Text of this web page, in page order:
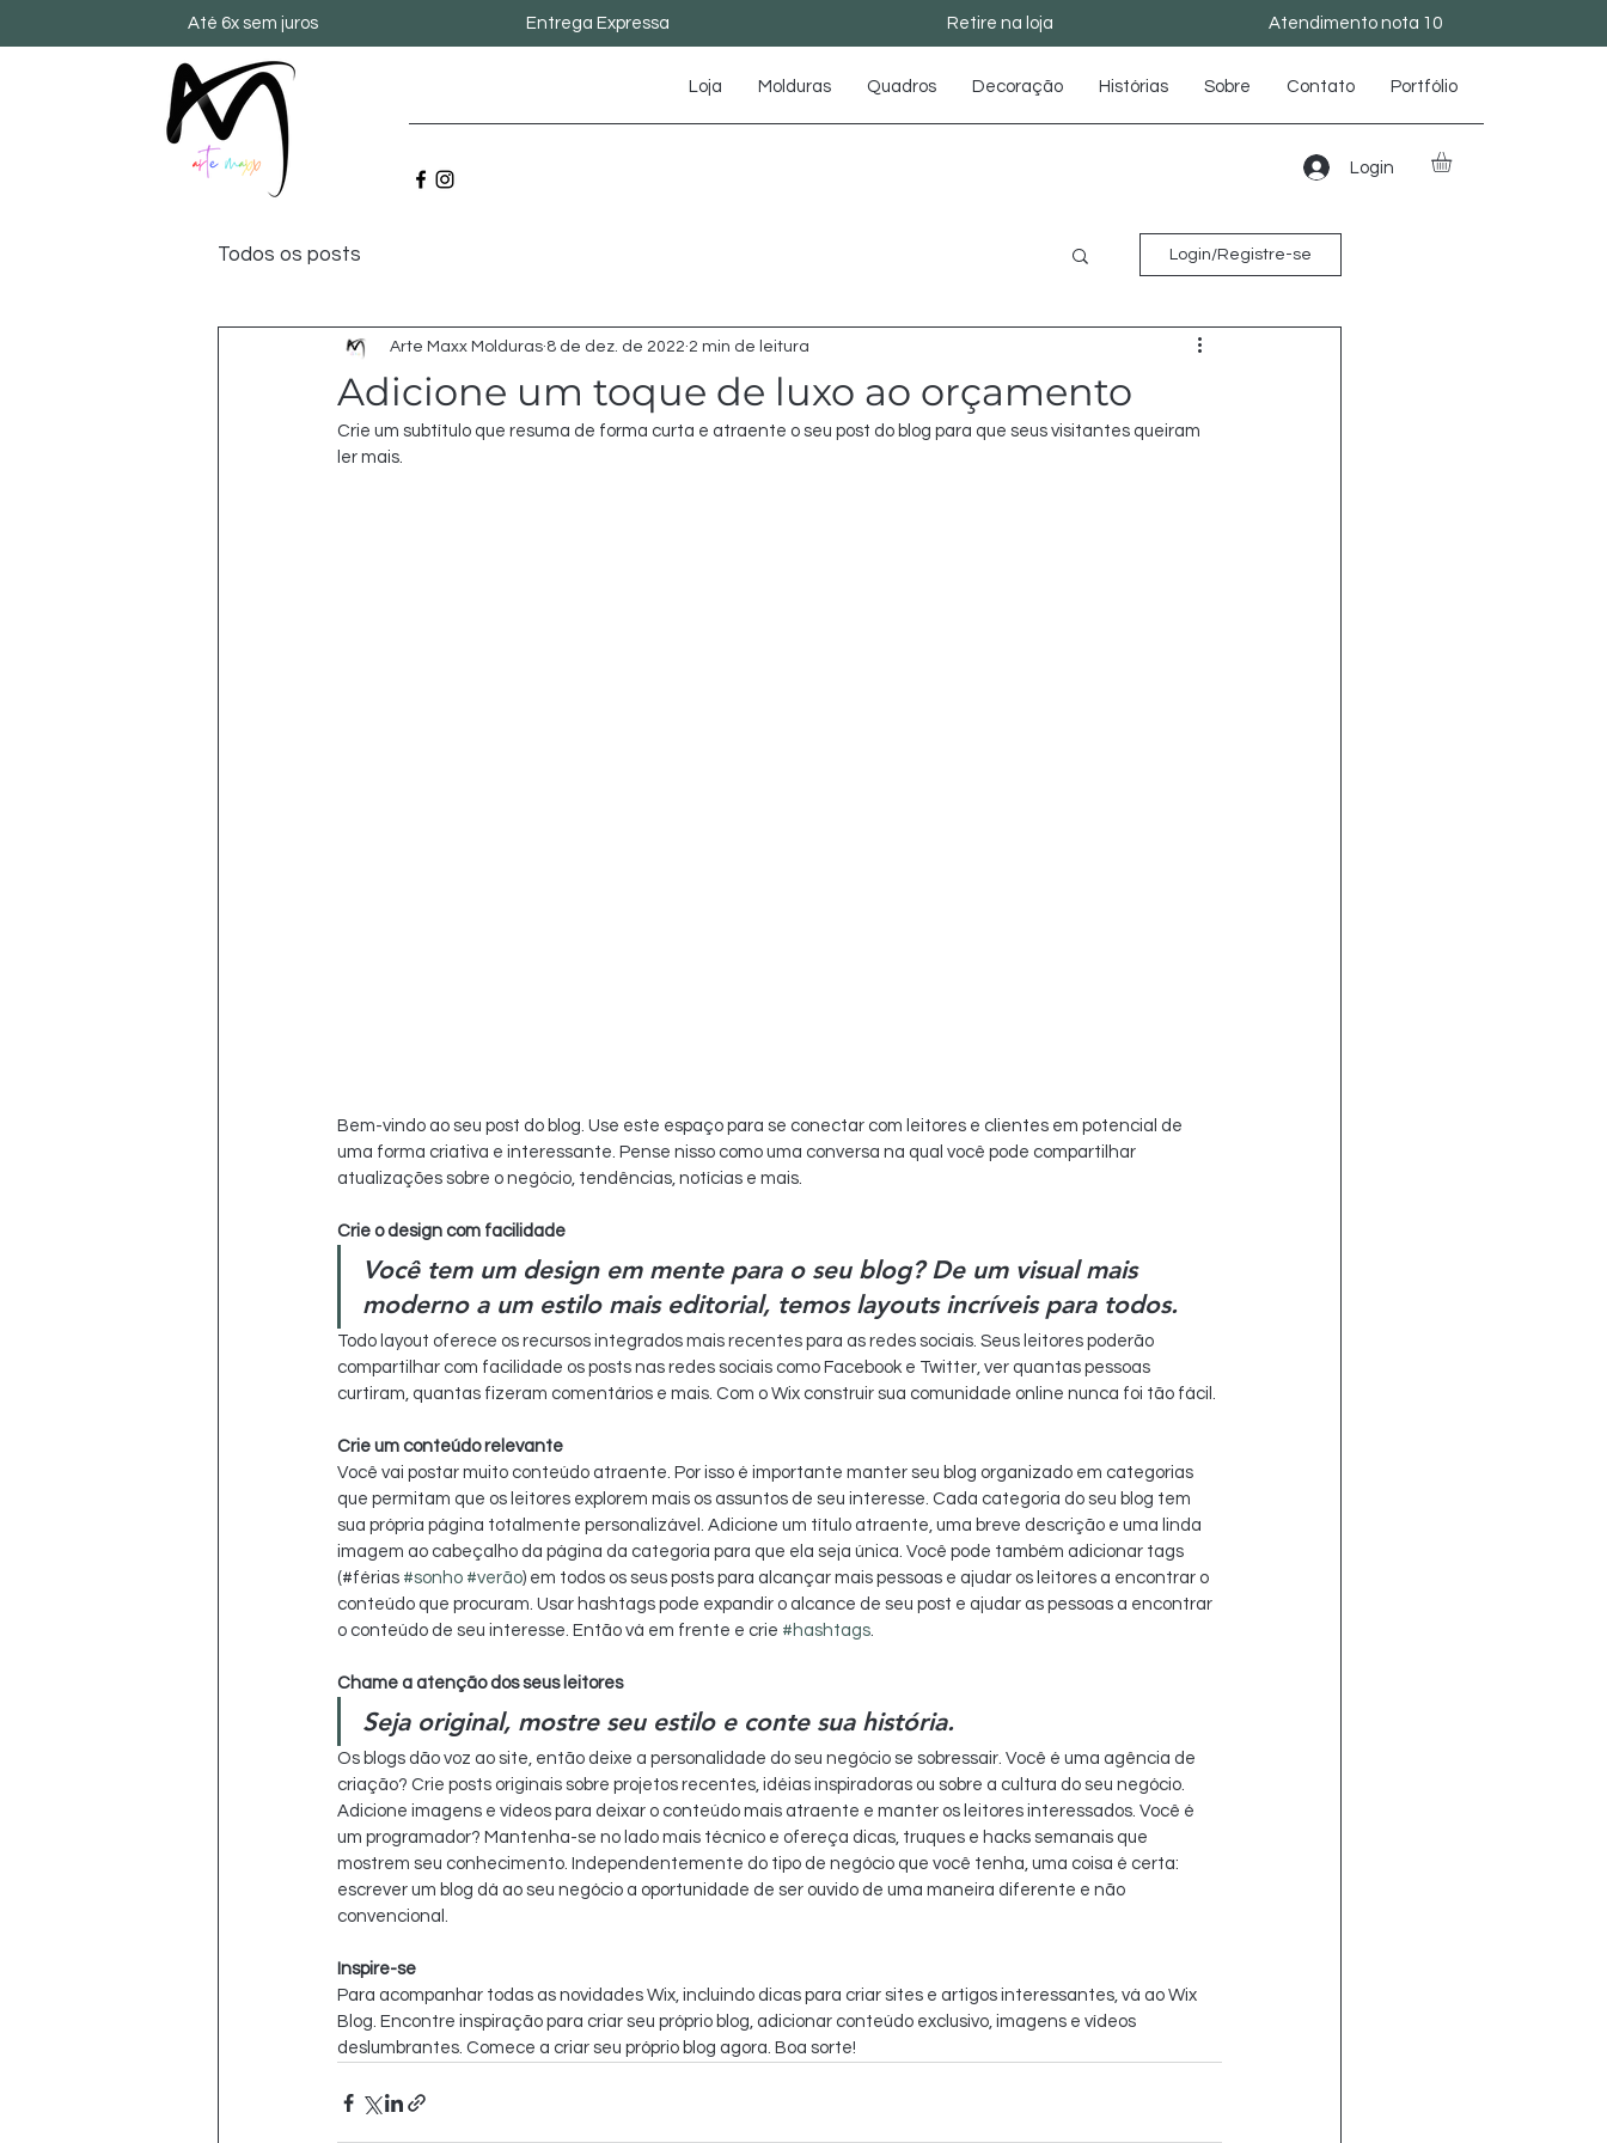
Até 6x sem juros Entrega Expressa Retire na loja Atendimento nota 10
Loja Molduras Quadros Decoração Histórias Sobre Contato Portfólio
Login
Todos os posts Login/Registre-se
Adicione um toque de luxo ao orçamento
Arte Maxx Molduras 8 de dez. de 2022 2 min de leitura
Crie um subtítulo que resuma de forma curta e atraente o seu post do blog para que seus visitantes queiram
ler mais.
Bem-vindo ao seu post do blog. Use este espaço para se conectar com leitores e clientes em potencial de
uma forma criativa e interessante. Pense nisso como uma conversa na qual você pode compartilhar
atualizações sobre o negócio, tendências, notícias e mais.
Crie o design com facilidade
Você tem um design em mente para o seu blog? De um visual mais
moderno a um estilo mais editorial, temos layouts incríveis para todos.
Todo layout oferece os recursos integrados mais recentes para as redes sociais. Seus leitores poderão
compartilhar com facilidade os posts nas redes sociais como Facebook e Twitter, ver quantas pessoas
curtiram, quantas fizeram comentários e mais. Com o Wix construir sua comunidade online nunca foi tão fácil.
Crie um conteúdo relevante
Você vai postar muito conteúdo atraente. Por isso é importante manter seu blog organizado em categorias
que permitam que os leitores explorem mais os assuntos de seu interesse. Cada categoria do seu blog tem
sua própria página totalmente personalizável. Adicione um título atraente, uma breve descrição e uma linda
imagem ao cabeçalho da página da categoria para que ela seja única. Você pode também adicionar tags
(#férias #sonho #verão) em todos os seus posts para alcançar mais pessoas e ajudar os leitores a encontrar o
conteúdo que procuram. Usar hashtags pode expandir o alcance de seu post e ajudar as pessoas a encontrar
o conteúdo de seu interesse. Então vá em frente e crie #hashtags.
Chame a atenção dos seus leitores
Seja original, mostre seu estilo e conte sua história.
Os blogs dão voz ao site, então deixe a personalidade do seu negócio se sobressair. Você é uma agência de
criação? Crie posts originais sobre projetos recentes, idéias inspiradoras ou sobre a cultura do seu negócio.
Adicione imagens e vídeos para deixar o conteúdo mais atraente e manter os leitores interessados. Você é
um programador? Mantenha-se no lado mais técnico e ofereça dicas, truques e hacks semanais que
mostrem seu conhecimento. Independentemente do tipo de negócio que você tenha, uma coisa é certa:
escrever um blog dá ao seu negócio a oportunidade de ser ouvido de uma maneira diferente e não
convencional.
Inspire-se
Para acompanhar todas as novidades Wix, incluindo dicas para criar sites e artigos interessantes, vá ao Wix
Blog. Encontre inspiração para criar seu próprio blog, adicionar conteúdo exclusivo, imagens e vídeos
deslumbrantes. Comece a criar seu próprio blog agora. Boa sorte!